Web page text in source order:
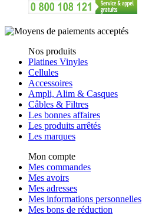
Nos produits
Platines Vinyles
Cellules
Accessoires
Ampli, Alim & Casques
Câbles & Filtres
Les bonnes affaires
Les produits arrêtés
Les marques
Mon compte
Mes commandes
Mes avoirs
Mes adresses
Mes informations personnelles
Mes bons de réduction